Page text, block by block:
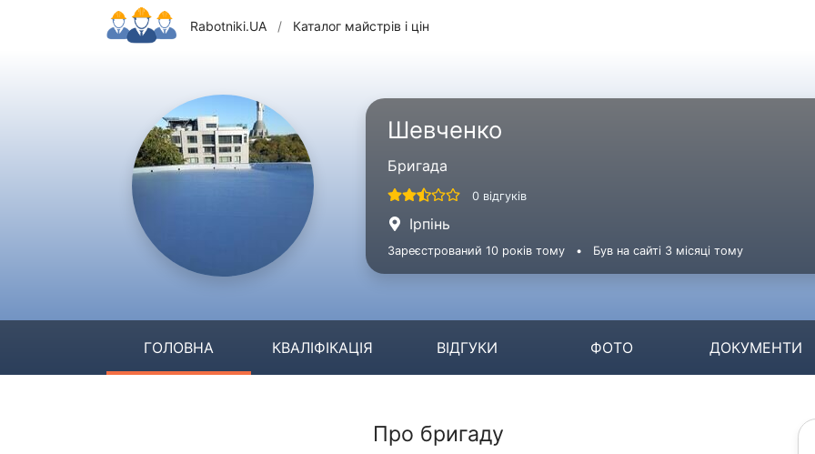
Rabotniki.UA / Каталог майстрів і цін
Шевченко
Бригада
0 відгуків
Ірпінь
Зареєстрований 10 років тому • Був на сайті 3 місяці тому
ГОЛОВНА КВАЛІФІКАЦІЯ ВІДГУКИ ФОТО ДОКУМЕНТИ
Про бригаду